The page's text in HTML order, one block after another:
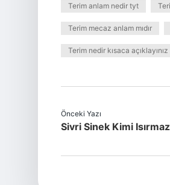
Terim anlam nedir tyt
Terim mecaz anlam mıdır
Terim nedir kısaca açıklayınız
Önceki Yazı
Sivri Sinek Kimi Isırmaz